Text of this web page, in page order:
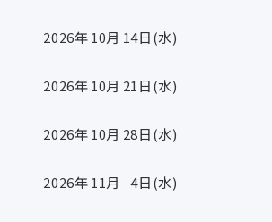
2026年10月 14日(水)
2026年10月 21 日(水)
2026年10月 28日(水)
2026年11月 4日(水)